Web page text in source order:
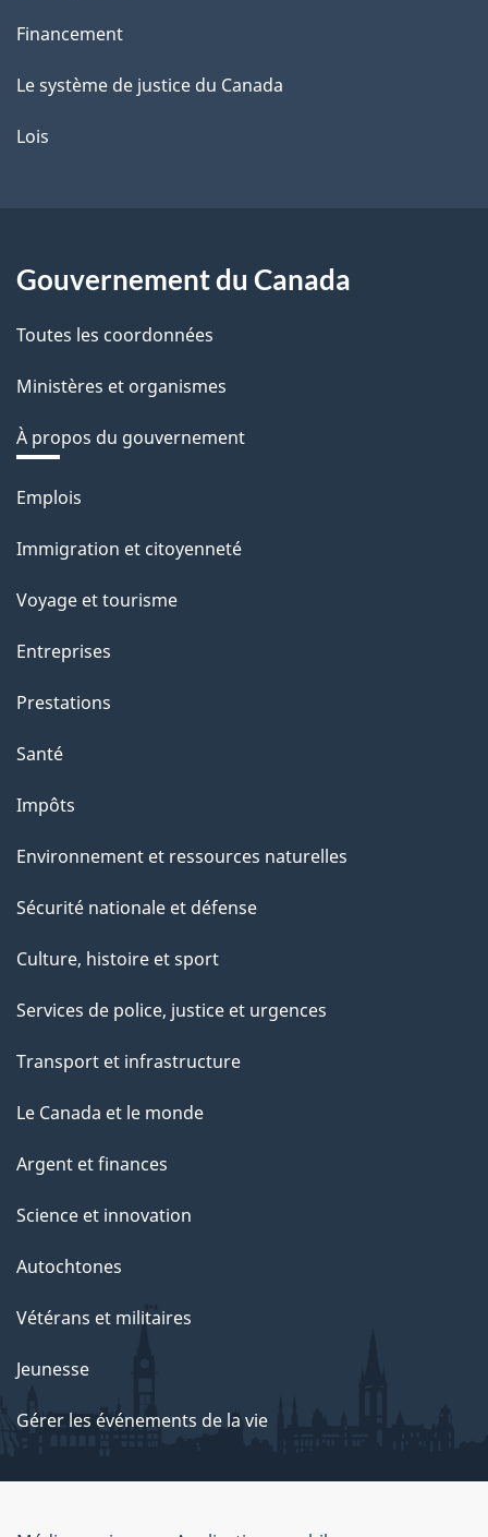
Financement
Le système de justice du Canada
Lois
Gouvernement du Canada
Toutes les coordonnées
Ministères et organismes
À propos du gouvernement
Thèmes
sujets
Emplois
Immigration et citoyenneté
Voyage et tourisme
Entreprises
Prestations
Santé
Impôts
Environnement et ressources naturelles
Sécurité nationale et défense
Culture, histoire et sport
Services de police, justice et urgences
Transport et infrastructure
Le Canada et le monde
Argent et finances
Science et innovation
Autochtones
Vétérans et militaires
Jeunesse
Gérer les événements de la vie